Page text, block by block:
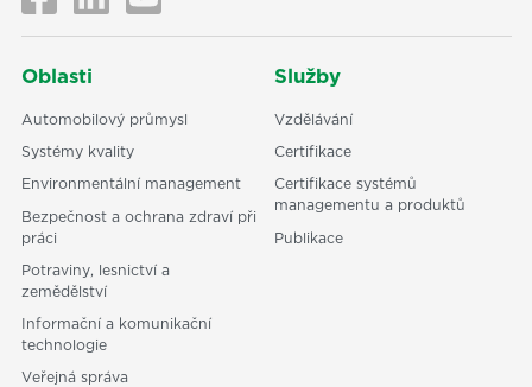
Oblasti
Automobilový průmysl
Systémy kvality
Environmentální management
Bezpečnost a ochrana zdraví při
práci
Potraviny, lesnictví a
zemědělství
Informační a komunikační
technologie
Veřejná správa
Služby
Vzdělávání
Certifikace
Certifikace systémů
managementu a produktů
Publikace